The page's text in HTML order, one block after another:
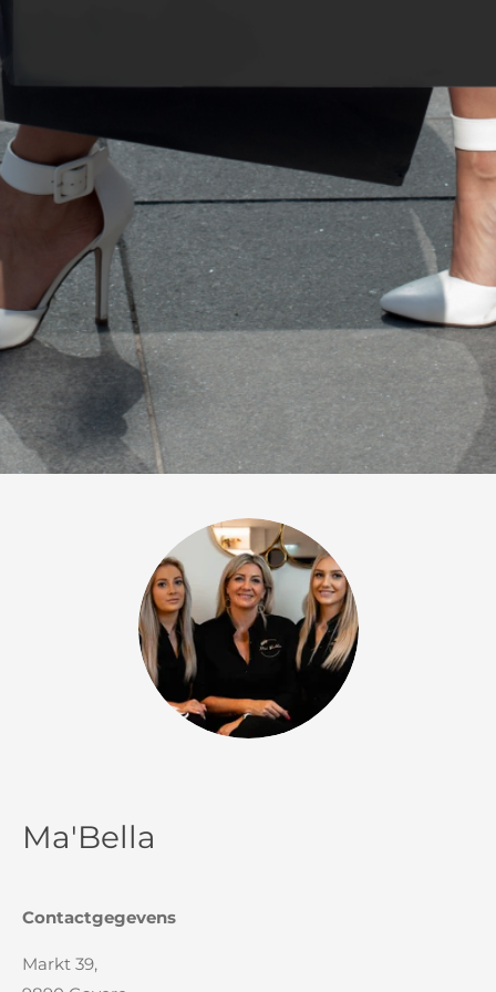
Ma'Bella
Contactgegevens
Markt 39,